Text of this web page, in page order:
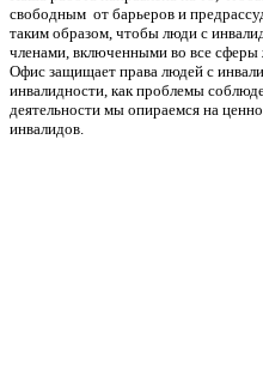
свободным от барьеров и
таким образом, чтобы люди с
членами, включенными во все сферы
Офис защищает права людей с
инвалидности, как проблемы
деятельности мы опираемся на
инвалидов.